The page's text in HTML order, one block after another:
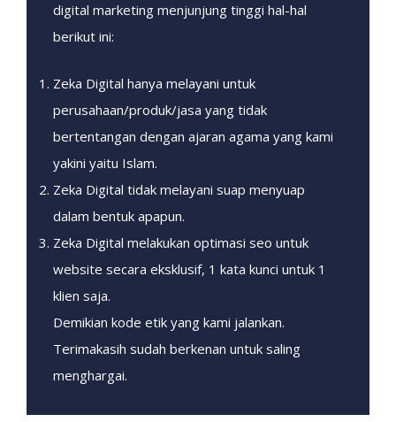
digital marketing menjunjung tinggi hal-hal
berikut ini:
Zeka Digital hanya melayani untuk
perusahaan/produk/jasa yang tidak
bertentangan dengan ajaran agama yang kami
yakini yaitu Islam.
Zeka Digital tidak melayani suap menyuap
dalam bentuk apapun.
Zeka Digital melakukan optimasi seo untuk
website secara eksklusif, 1 kata kunci untuk 1
klien saja.
Demikian kode etik yang kami jalankan.
Terimakasih sudah berkenan untuk saling
menghargai.